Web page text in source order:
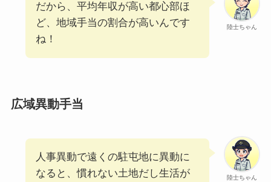
陸士ちゃん
だから、平均年収が高い都心部ほ
ど、地域手当の割合が高いんです
ね！
広域異動手当
陸士ちゃん
人事異動で遠くの駐屯地に異動に
なると、慣れない土地だし生活が